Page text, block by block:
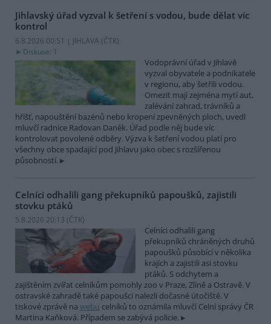
Jihlavský úřad vyzval k šetření s vodou, bude dělat víc
kontrol
6.8.2026 00:51 | JIHLAVA (ČTK)
Diskuse: 1
Vodoprávní úřad v Jihlavě
vyzval obyvatele a podnikatele
v regionu, aby šetřili vodou.
Omezit mají zejména mytí aut,
zalévání zahrad, trávníků a
hřišť, napouštění bazénů nebo kropení zpevněných ploch, uvedl
mluvčí radnice Radovan Daněk. Úřad podle něj bude víc
kontrolovat povolené odběry. Výzva k šetření vodou platí pro
všechny obce spadající pod Jihlavu jako obec s rozšířenou
působností.
Celníci odhalili gang překupníků papoušků, zajistili
stovku ptáků
5.8.2026 20:13 (ČTK)
Celníci odhalili gang
překupníků chráněných druhů
papoušků působící v několika
krajích a zajistili asi stovku
ptáků. S odchytem a
zajištěním zvířat celníkům pomohly zoo v Praze, Zlíně a Ostravě. V
ostravské zahradě také papoušci nalezli dočasné útočiště. V
tiskové zprávě na webu celníků to oznámila mluvčí Celní správy ČR
Martina Kaňková. Případem se zabývá policie.